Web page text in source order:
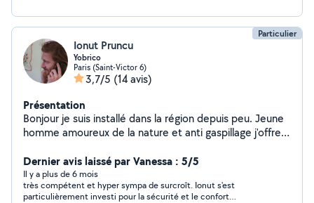
Particulier
Ionut Pruncu
Yobrico
Paris (Saint-Victor 6)
3,7/5 (14 avis)
Présentation
Bonjour je suis installé dans la région depuis peu. Jeune
homme amoureux de la nature et anti gaspillage j'offre
restauration de divers objets. N'hésitez pas à me
contacter pour qu'ensemble nous donnons vie a vos
souhaits!
Dernier avis laissé par Vanessa : 5/5
Il y a plus de 6 mois
très compétent et hyper sympa de surcroît. Ionut s'est
particulièrement investi pour la sécurité et le confort